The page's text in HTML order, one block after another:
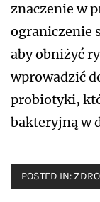
znaczenie w
ograniczenie
aby obniżyć
wprowadzić
probiotyki,
bakteryjną w
POSTED IN: